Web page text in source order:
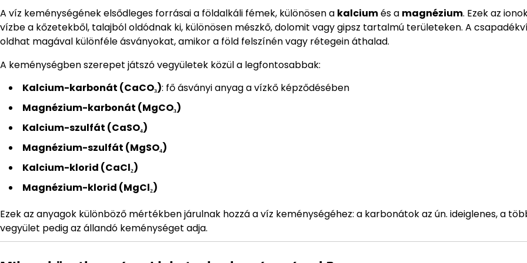
A víz keménységének elsődleges forrásai a földalkáli fémek, különösen a kalciumés a magnézium. Ezek az
vízbe a kőzetekből, talajból oldódnak ki, különösen mészkő, dolomit vagy gipsz tartalmú területeken. A
oldhat magával különféle ásványokat, amikor a föld felszínén vagy rétegein áthalad.
A keménységben szerepet játszó vegyületek közül a legfontosabbak:
Kalcium-karbonát (CaCO₃): fő ásványi anyag a vízkő képződésében
Magnézium-karbonát (MgCO₃)
Kalcium-szulfát (CaSO₄)
Magnézium-szulfát (MgSO₄)
Kalcium-klorid (CaCl₂)
Magnézium-klorid (MgCl₂)
Ezek az anyagok különböző mértékben járulnak hozzá a víz keménységéhez: a karbonátok az ún. ideiglenes, a
vegyület pedig az állandó keménységet adja.